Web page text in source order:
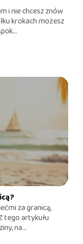
i nie chcesz znów
krokach możesz
za granicą,
tego artykułu
na...